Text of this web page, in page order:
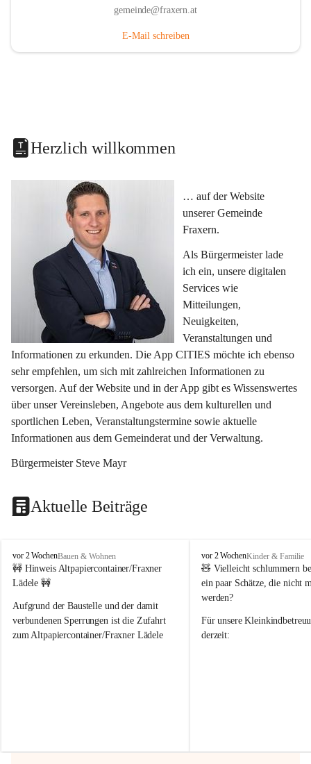
gemeinde@fraxern.at
E-Mail schreiben
Herzlich willkommen
… auf der Website
unserer Gemeinde
Fraxern.
Als Bürgermeister lade
ich ein, unsere digitalen
Services wie
Mitteilungen,
Neuigkeiten,
Veranstaltungen und
Informationen zu erkunden. Die App CITIES möchte ich ebenso
sehr empfehlen, um sich mit zahlreichen Informationen zu
versorgen. Auf der Website und in der App gibt es Wissenswertes
über unser Vereinsleben, Angebote aus dem kulturellen und
sportlichen Leben, Veranstaltungstermine sowie aktuelle
Informationen aus dem Gemeinderat und der Verwaltung.
Bürgermeister Steve Mayr
Aktuelle Beiträge
F
r
a
e
r
n
vor 2 WochenBauen & Wohnen
🚧 Hinweis Altpapiercontainer/Fraxner
Lädele 🚧
Aufgrund der Baustelle und der damit
verbundenen Sperrungen ist die Zufahrt
zum Altpapiercontainer/Fraxner Lädele
Hilfsbereitschaft!
F
r
a
x
r
n
vor 2 WochenKinder & Familie
🧸 Vielleicht schlummern
ein paar Schätze, die nicht
werden?
Für unsere
derzeit: